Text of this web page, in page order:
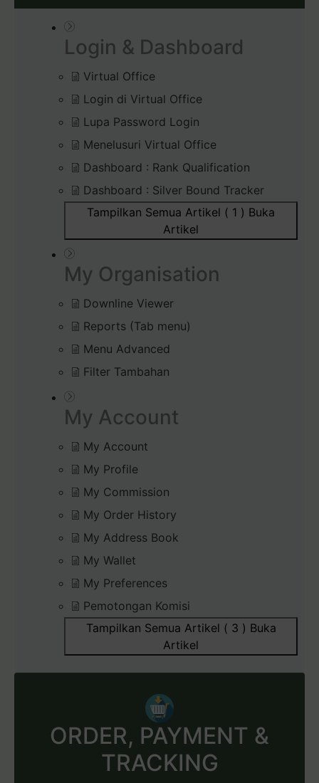
Login & Dashboard
Virtual Office
Login di Virtual Office
Lupa Password Login
Menelusuri Virtual Office
Dashboard : Rank Qualification
Dashboard : Silver Bound Tracker
Tampilkan Semua Artikel ( 1 ) Buka
Artikel
My Organisation
Downline Viewer
Reports (Tab menu)
Menu Advanced
Filter Tambahan
My Account
My Account
My Profile
My Commission
My Order History
My Address Book
My Wallet
My Preferences
Pemotongan Komisi
Tampilkan Semua Artikel ( 3 ) Buka
Artikel
ORDER, PAYMENT &
TRACKING